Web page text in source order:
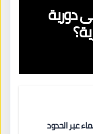
دورية
عبر الحدود